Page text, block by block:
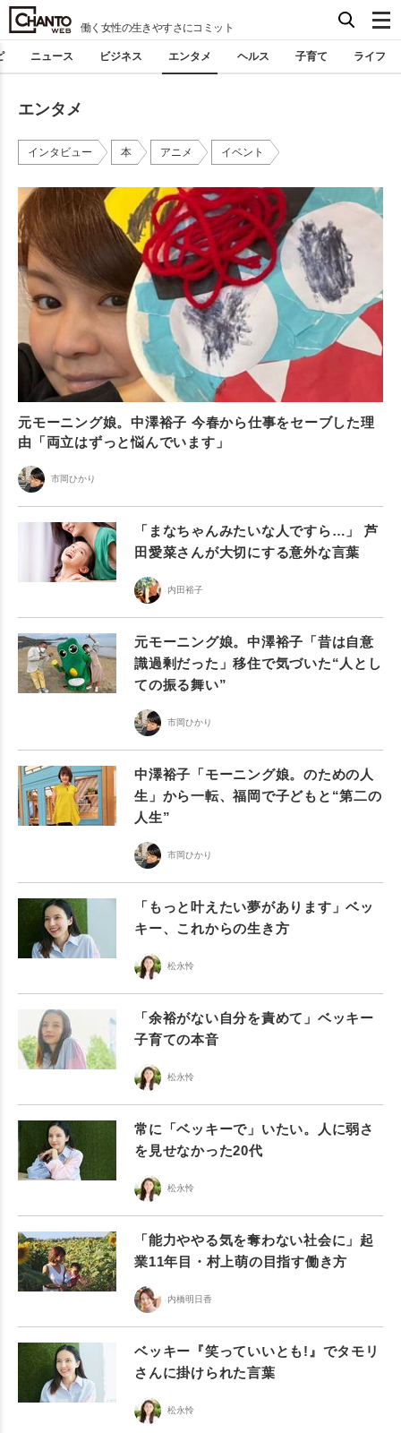
働く女性の生きやすさにコミット
ニュース ビジネス エンタメ ヘルス 子育て ライフ
エンタメ
インタビュー 本 アニメ イベント
元モーニング娘。中澤裕子 今春から仕事をセーブした理
由「両立はずっと悩んでいます」
市岡ひかり
「まなちゃんみたいな人ですら…」 芦
田愛菜さんが大切にする意外な言葉
内田裕子
元モーニング娘。中澤裕子「昔は自意
識過剰だった」移住で気づいた“人とし
ての振る舞い”
市岡ひかり
中澤裕子「モーニング娘。のための人
生」から一転、福岡で子どもと“第二の
人生”
市岡ひかり
「もっと叶えたい夢があります」ベッ
キー、これからの生き方
松永怜
「余裕がない自分を責めて」ベッキー
子育ての本音
松永怜
常に「ベッキーで」いたい。人に弱さ
を見せなかった20代
松永怜
「能力ややる気を奪わない社会に」起
業11年目・村上萌の目指す働き方
内橋明日香
ベッキー『笑っていいとも!』でタモリ
さんに掛けられた言葉
松永怜